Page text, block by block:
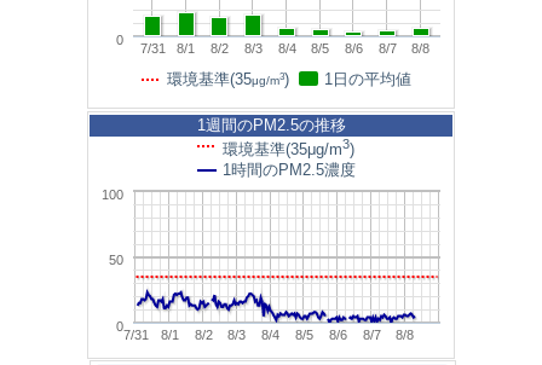
7/31 8/1 8/2 8/3 8/4 8/5 8/6 8/7 8/8
0
環境基準(35μg/m3) 1日の平均値
7/31 8/1 8/2 8/3 8/4 8/5 8/6 8/7 8/8
0
50
100
1週間のPM2.5の推移
環境基準(35μg/m3)
1時間のPM2.5濃度